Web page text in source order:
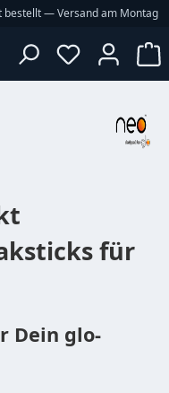
bestellt — Versand am Montag
für
Dein glo-